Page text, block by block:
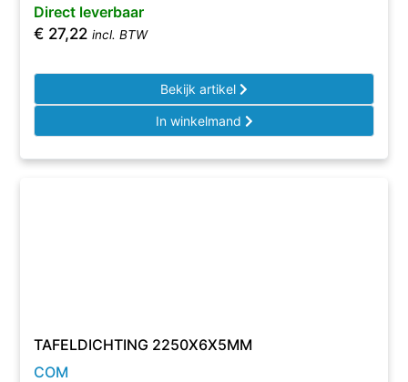
Direct leverbaar
€ 27,22 incl. BTW
Bekijk artikel
In winkelmand
TAFELDICHTING 2250X6X5MM
COM